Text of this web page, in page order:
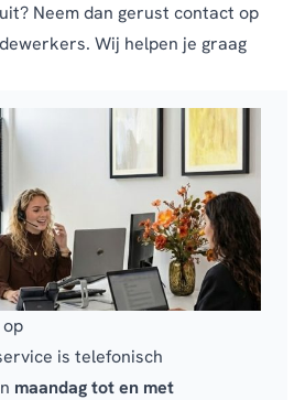
Neem dan gerust contact op
Wij helpen je graag
istelefonisch
maandag tot en met